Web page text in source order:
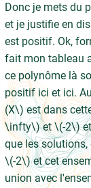
Donc je mets du
et je justifie en
est positif. Ok,
fait mon tableau
ce polynôme là
positif ici et ici.
(X\) est dans
\infty\) et \(-2\)
que les
\(-2\) et cet
union avec